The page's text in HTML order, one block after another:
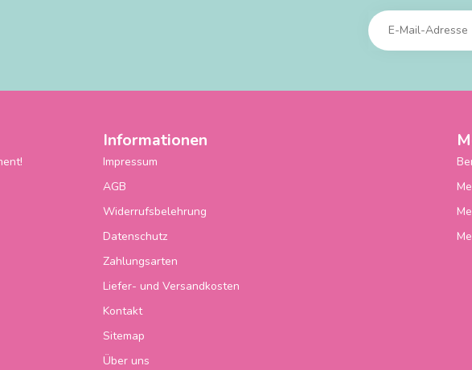
Informationen
Impressum
AGB
Widerrufsbelehrung
Datenschutz
Zahlungsarten
Liefer- und Versandkosten
Kontakt
Sitemap
Über uns